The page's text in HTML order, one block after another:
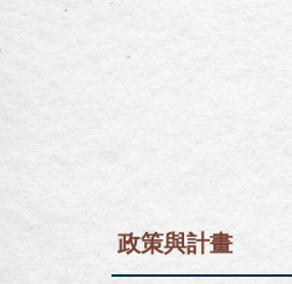
政策與計畫